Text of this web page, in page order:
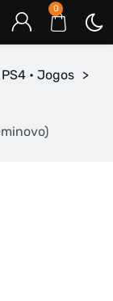
0
PS4 • Jogos >